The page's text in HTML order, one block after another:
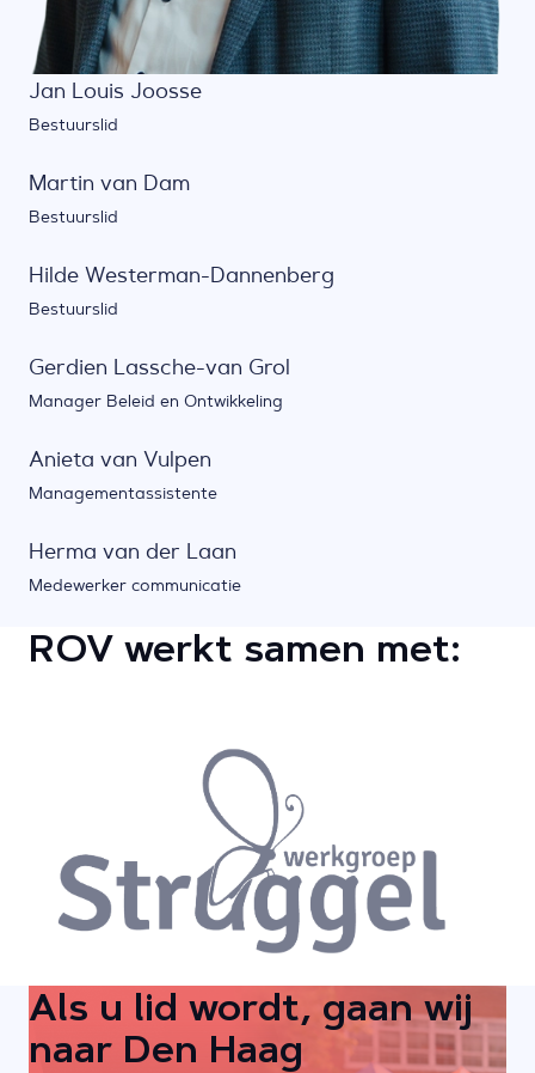
Jan Louis Joosse
Bestuurslid
Martin van Dam
Bestuurslid
Hilde Westerman-Dannenberg
Bestuurslid
Gerdien Lassche-van Grol
Manager Beleid en Ontwikkeling
Anieta van Vulpen
Managementassistente
Herma van der Laan
Medewerker communicatie
ROV werkt samen met:
Als u lid wordt, gaan wij
naar Den Haag